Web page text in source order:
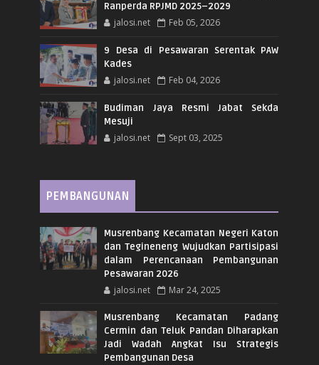
Ranperda RPJMD 2025–2029
jalosi.net Feb 05, 2026
9 Desa di Pesawaran Serentak PAW
Kades
jalosi.net Feb 04, 2026
Budiman Jaya Resmi Jabat Sekda
Mesuji
jalosi.net Sept 03, 2025
PEMBANGUNAN
Musrenbang Kecamatan Negeri Katon
dan Tegineneng Wujudkan Partisipasi
dalam Perencanaan Pembangunan
Pesawaran 2026
jalosi.net Mar 24, 2025
Musrenbang Kecamatan Padang
Cermin dan Teluk Pandan Diharapkan
Jadi Wadah Angkat Isu Strategis
Pembangunan Desa